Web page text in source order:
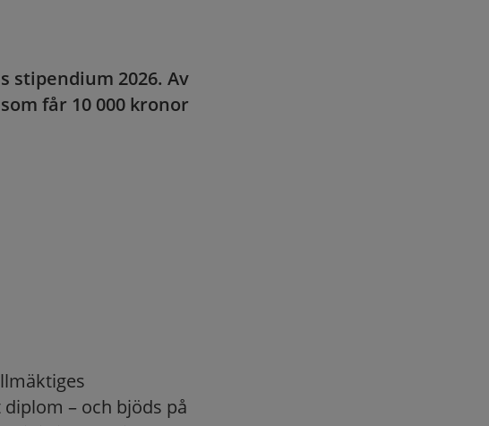
stipendium 2026. Av
får 10 000 kronor
– och bjöds på